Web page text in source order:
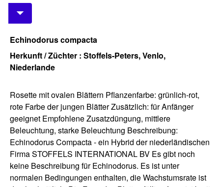
Echinodorus compacta
Herkunft / Züchter : Stoffels-Peters, Venlo,
Niederlande
Rosette mit ovalen Blättern Pflanzenfarbe: grünlich-rot,
rote Farbe der jungen Blätter Zusätzlich: für Anfänger
geeignet Empfohlene Zusatzdüngung, mittlere
Beleuchtung, starke Beleuchtung Beschreibung:
Echinodorus Compacta - ein Hybrid der niederländischen
Firma STOFFELS INTERNATIONAL BV Es gibt noch
keine Beschreibung für Echinodorus. Es ist unter
normalen Bedingungen enthalten, die Wachstumsrate ist